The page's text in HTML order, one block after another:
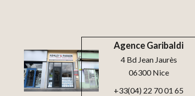
Agence Garibaldi
4 Bd Jean Jaurès
06300 Nice
+33(04) 22 70 01 65